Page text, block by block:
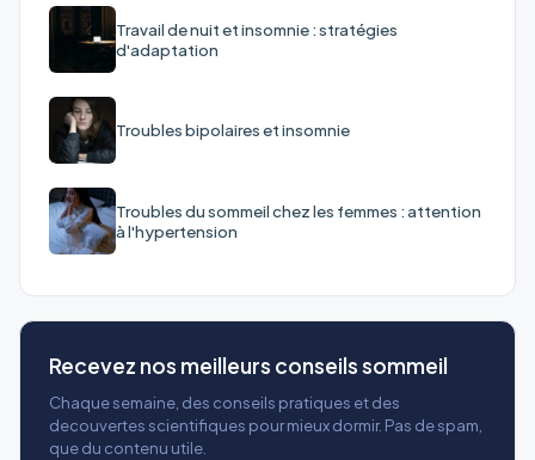
Travail de nuit et insomnie : stratégies
d'adaptation
Troubles bipolaires et insomnie
Troubles du sommeil chez les femmes : attention
à l'hypertension
Recevez nos meilleurs conseils sommeil
Chaque semaine, des conseils pratiques et des
decouvertes scientifiques pour mieux dormir. Pas de spam,
que du contenu utile.